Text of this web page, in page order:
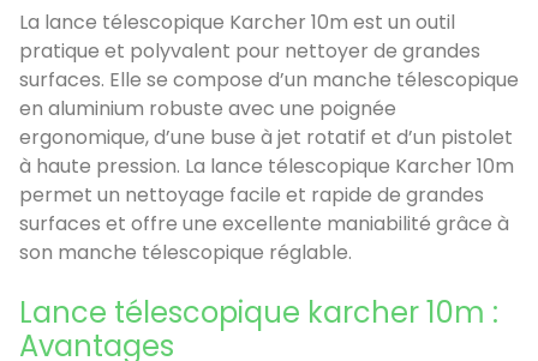
La lance télescopique Karcher 10m est un outil
pratique et polyvalent pour nettoyer de grandes
surfaces. Elle se compose d’un manche télescopique
en aluminium robuste avec une poignée
ergonomique, d’une buse à jet rotatif et d’un pistolet
à haute pression. La lance télescopique Karcher 10m
permet un nettoyage facile et rapide de grandes
surfaces et offre une excellente maniabilité grâce à
son manche télescopique réglable.
Lance télescopique karcher 10m :
Avantages